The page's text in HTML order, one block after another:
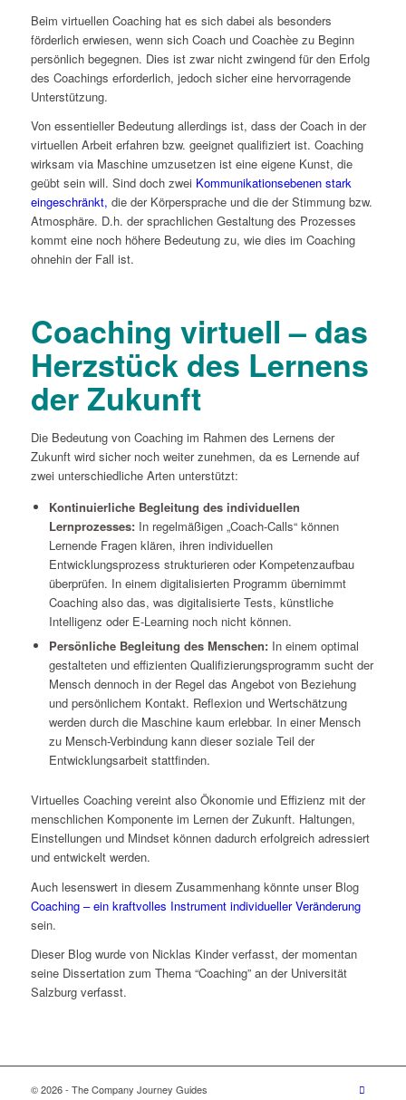
Beim virtuellen Coaching hat es sich dabei als besonders
förderlich erwiesen, wenn sich Coach und Coachèe zu Beginn
persönlich begegnen. Dies ist zwar nicht zwingend für den Erfolg
des Coachings erforderlich, jedoch sicher eine hervorragende
Unterstützung.
Von essentieller Bedeutung allerdings ist, dass der Coach in der
virtuellen Arbeit erfahren bzw. geeignet qualifiziert ist. Coaching
wirksam via Maschine umzusetzen ist eine eigene Kunst, die
geübt sein will. Sind doch zwei Kommunikationsebenen stark
eingeschränkt, die der Körpersprache und die der Stimmung bzw.
Atmosphäre. D.h. der sprachlichen Gestaltung des Prozesses
kommt eine noch höhere Bedeutung zu, wie dies im Coaching
ohnehin der Fall ist.
Coaching virtuell – das
Herzstück des Lernens
der Zukunft
Die Bedeutung von Coaching im Rahmen des Lernens der
Zukunft wird sicher noch weiter zunehmen, da es Lernende auf
zwei unterschiedliche Arten unterstützt:
Kontinuierliche Begleitung des individuellen
Lernprozesses:In regelmäßigen „Coach-Calls“ können
Lernende Fragen klären, ihren individuellen
Entwicklungsprozess strukturieren oder Kompetenzaufbau
überprüfen. In einem digitalisierten Programm übernimmt
Coaching also das, was digitalisierte Tests, künstliche
Intelligenz oder E-Learning noch nicht können.
Persönliche Begleitung des Menschen: In einem optimal
gestalteten und effizienten Qualifizierungsprogramm sucht der
Mensch dennoch in der Regel das Angebot von Beziehung
und persönlichem Kontakt. Reflexion und Wertschätzung
werden durch die Maschine kaum erlebbar. In einer Mensch
zu Mensch-Verbindung kann dieser soziale Teil der
Entwicklungsarbeit stattfinden.
Virtuelles Coaching vereint also Ökonomie und Effizienz mit der
menschlichen Komponente im Lernen der Zukunft. Haltungen,
Einstellungen und Mindset können dadurch erfolgreich adressiert
und entwickelt werden.
Auch lesenswert in diesem Zusammenhang könnte unser Blog
Coaching – ein kraftvolles Instrument individueller Veränderung
sein.
Dieser Blog wurde von Nicklas Kinder verfasst, der momentan
seine Dissertation zum Thema “Coaching” an der Universität
Salzburg verfasst.
© 2026 - The Company Journey Guides